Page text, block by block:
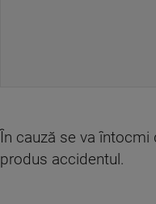
În cauză se va
produs accidentul.